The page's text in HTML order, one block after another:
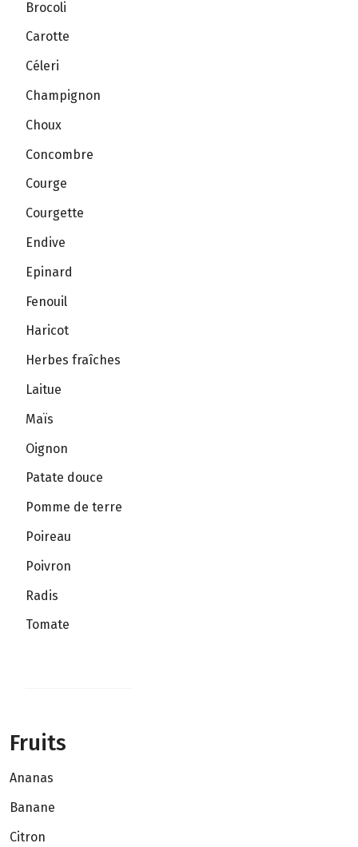
Brocoli
Carotte
Céleri
Champignon
Choux
Concombre
Courge
Courgette
Endive
Epinard
Fenouil
Haricot
Herbes fraîches
Laitue
Maïs
Oignon
Patate douce
Pomme de terre
Poireau
Poivron
Radis
Tomate
Fruits
Ananas
Banane
Citron